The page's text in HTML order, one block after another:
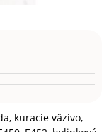
kuracie väzivo,